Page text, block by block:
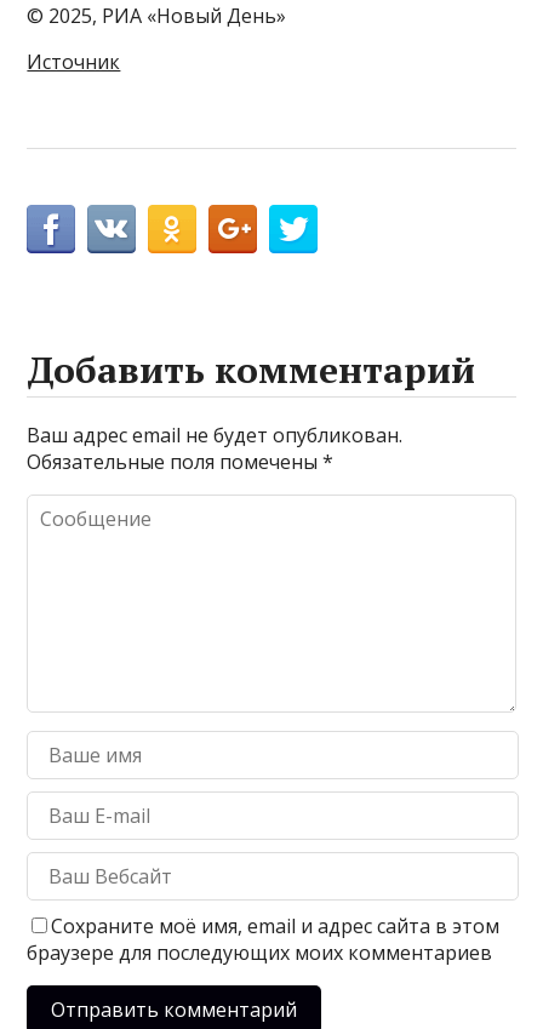
© 2025, РИА «Новый День»
Источник
Добавить комментарий
Ваш адрес email не будет опубликован.
Обязательные поля помечены*
Сохраните моё имя, email и адрес сайта в этом
браузере для последующих моих комментариев